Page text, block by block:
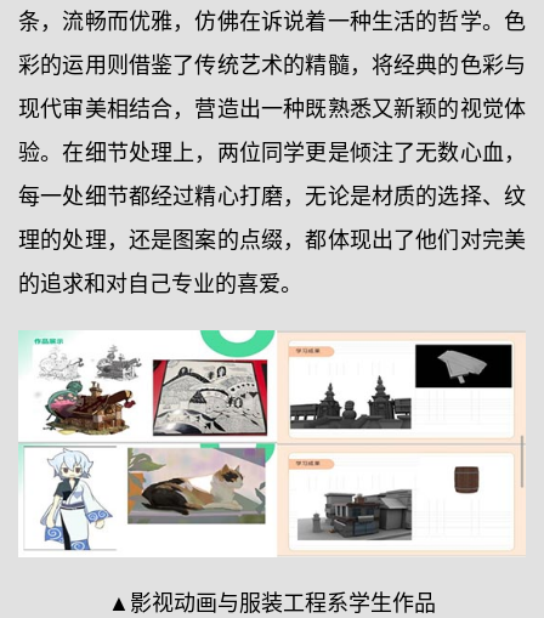
条，流畅而优雅，仿佛在诉说着一种生活的哲学。色
彩的运用则借鉴了传统艺术的精髓，将经典的色彩与
现代审美相结合，营造出一种既熟悉又新颖的视觉体
验。在细节处理上，两位同学更是倾注了无数心血，
每一处细节都经过精心打磨，无论是材质的选择、纹
理的处理，还是图案的点缀，都体现出了他们对完美
的追求和对自己专业的喜爱。
▲影视动画与服装工程系学生作品